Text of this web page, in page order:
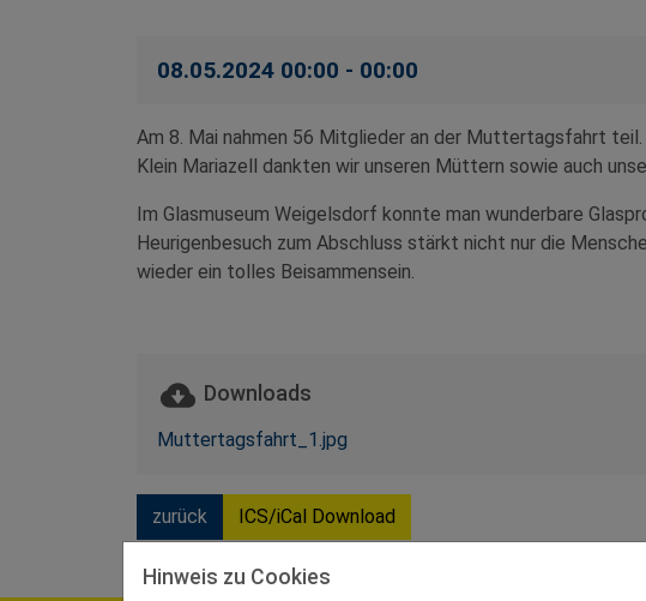
08.05.2024 00:00 - 00:00
Am 8. Mai nahmen 56 Mitglieder an der Muttertagsfahrt
Klein Mariazell dankten wir unseren Müttern sowie auch
Im Glasmuseum Weigelsdorf konnte man wunderbare
Heurigenbesuch zum Abschluss stärkt nicht nur die
wieder ein tolles Beisammensein.
Downloads
Muttertagsfahrt_1.jpg
zurück ICS/iCal Download
Hinweis zu Cookies